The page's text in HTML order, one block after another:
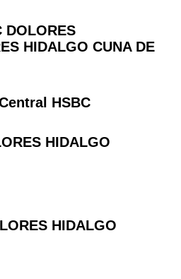
DOLORES
HIDALGO CUNA DE
HSBC
HIDALGO
HIDALGO